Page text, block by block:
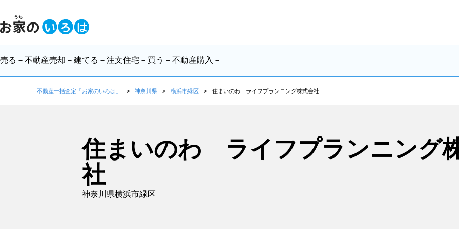
売る －不動産売却－ 建てる －注文住宅－ 買う －不動産購入－
不動産一括査定「お家のいろは」 神奈川県 横浜市緑区 住まいのわ ライフプランニング株式会社
住まいのわ ライフプランニング
社
神奈川県横浜市緑区